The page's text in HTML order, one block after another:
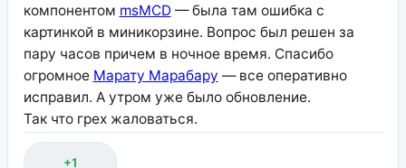
компонентом msMCD— была там ошибка с
картинкой в миникорзине. Вопрос был решен за
пару часов причем в ночное время. Спасибо
огромное Марату Марабару — все оперативно
исправил. А утром уже было обновление.
Так что грех жаловаться.
+1